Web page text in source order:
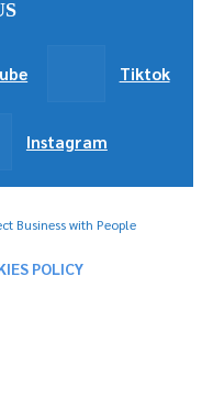
Tiktok
Instagram
Business with People
POLICY